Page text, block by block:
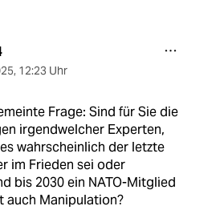
, 12:23 Uhr
Frage: Sind für Sie die
irgendwelcher Experten,
wahrscheinlich der letzte
im Frieden sei oder
bis 2030 ein NATO-Mitglied
auch Manipulation?